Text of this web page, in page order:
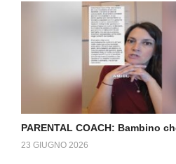
PARENTAL COACH: Bambino
23 GIUGNO 2026